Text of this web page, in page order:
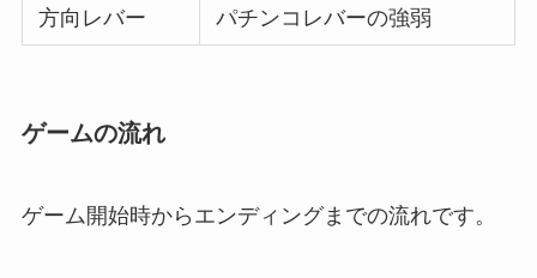
方向レバー パチンコレバーの強弱
ゲームの流れ
ゲーム開始時からエンディングまでの流れです。